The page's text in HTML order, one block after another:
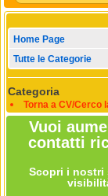
Home Page
Tutte le Categorie
Categoria
Torna a CV/Cerco
Vuoi
contatti
Scopri i nostri